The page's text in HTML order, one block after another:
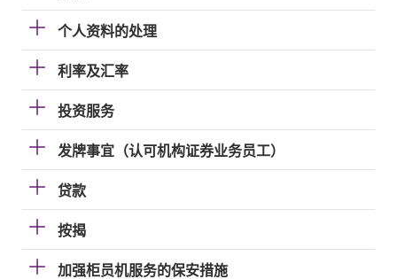
个人资料的处理
利率及汇率
投资服务
发牌事宜（认可机构证券业务员工）
贷款
按揭
加强柜员机服务的保安措施